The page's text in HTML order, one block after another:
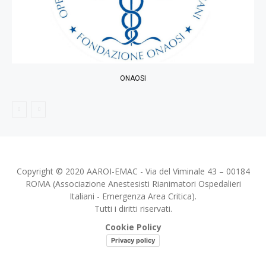
ONAOSI
Copyright © 2020 AAROI-EMAC - Via del Viminale 43 – 00184
ROMA (Associazione Anestesisti Rianimatori Ospedalieri
Italiani - Emergenza Area Critica).
Tutti i diritti riservati.
Cookie Policy
Privacy policy